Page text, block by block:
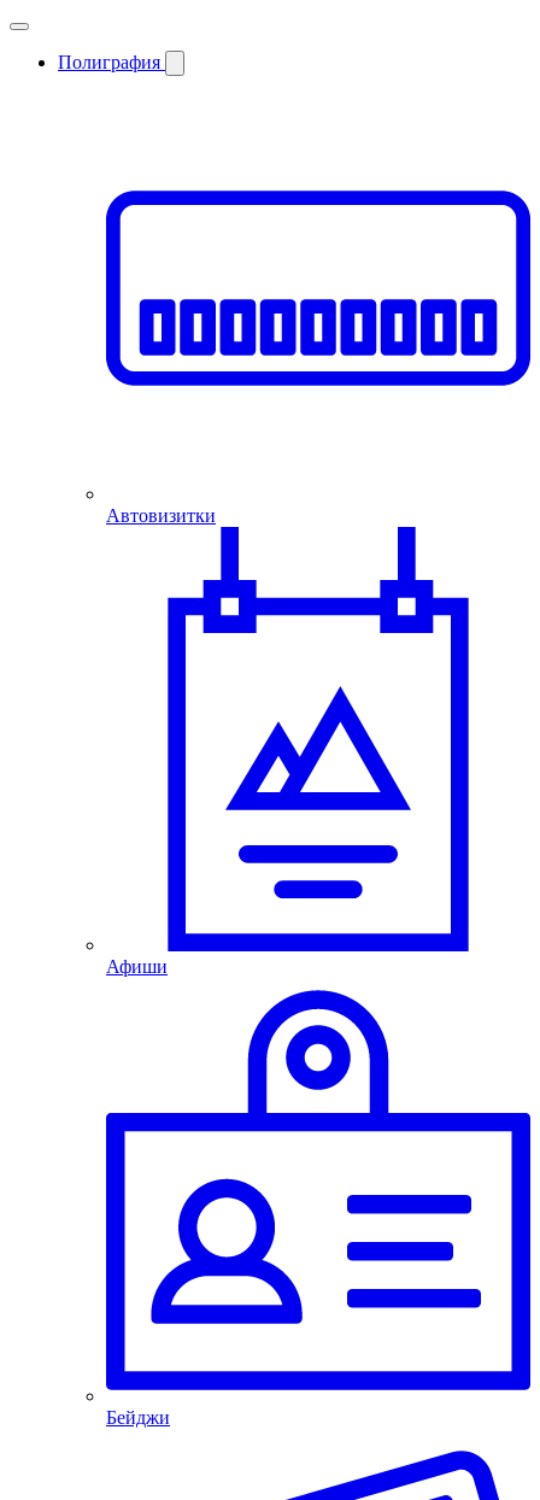
Полиграфия
Автовизитки
Афиши
Бейджи